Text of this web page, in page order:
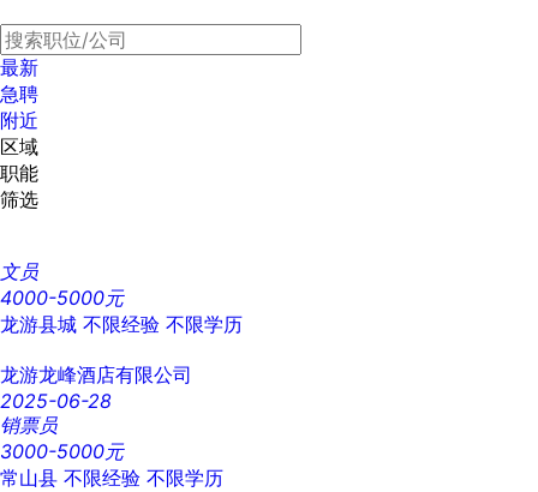
最新
急聘
附近
区域
职能
筛选
文员
4000-5000元
龙游县城 不限经验 不限学历
龙游龙峰酒店有限公司
2025-06-28
销票员
3000-5000元
常山县 不限经验 不限学历